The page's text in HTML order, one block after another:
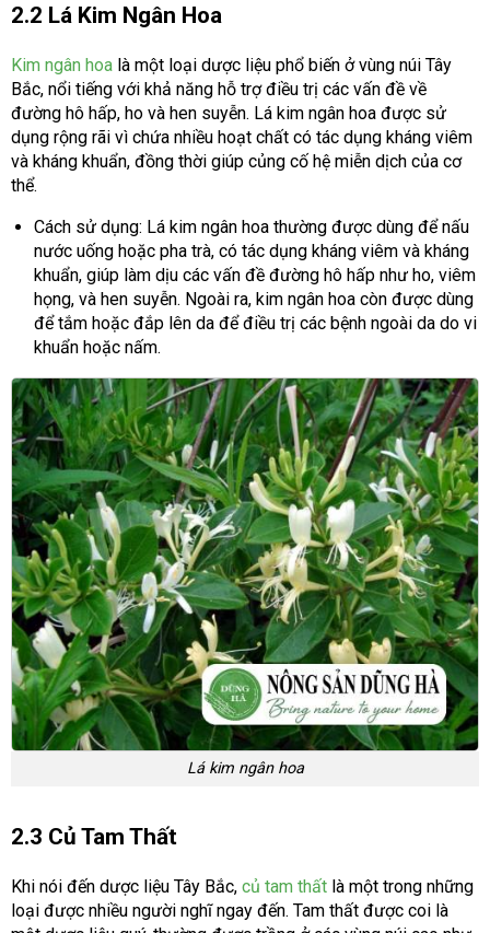
2.2 Lá Kim Ngân Hoa
Kim ngân hoa là một loại dược liệu phổ biến ở vùng núi Tây
Bắc, nổi tiếng với khả năng hỗ trợ điều trị các vấn đề về
đường hô hấp, ho và hen suyễn. Lá kim ngân hoa được sử
dụng rộng rãi vì chứa nhiều hoạt chất có tác dụng kháng viêm
và kháng khuẩn, đồng thời giúp củng cố hệ miễn dịch của cơ
thể.
Cách sử dụng: Lá kim ngân hoa thường được dùng để nấu
nước uống hoặc pha trà, có tác dụng kháng viêm và kháng
khuẩn, giúp làm dịu các vấn đề đường hô hấp như ho, viêm
họng, và hen suyễn. Ngoài ra, kim ngân hoa còn được dùng
để tắm hoặc đắp lên da để điều trị các bệnh ngoài da do vi
khuẩn hoặc nấm.
Lá kim ngân hoa
2.3 Củ Tam Thất
Khi nói đến dược liệu Tây Bắc, củ tam thất là một trong những
loại được nhiều người nghĩ ngay đến. Tam thất được coi là